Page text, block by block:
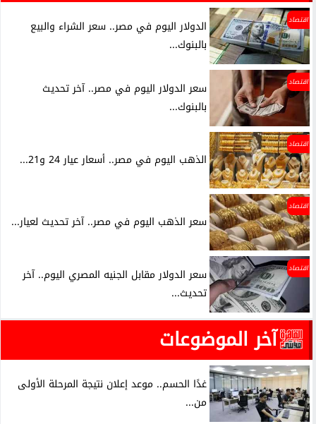
اقتصاد
الدولار اليوم في مصر.. سعر الشراء والبيع
بالبنوك...
اقتصاد
سعر الدولار اليوم في مصر.. آخر تحديث
بالبنوك...
اقتصاد
الذهب اليوم في مصر.. أسعار عيار 24 و21...
اقتصاد
سعر الذهب اليوم في مصر.. آخر تحديث لعيار...
اقتصاد
سعر الدولار مقابل الجنيه المصري اليوم.. آخر
تحديث...
آخر الموضوعات
غدًا الحسم.. موعد إعلان نتيجة المرحلة الأولى
من...